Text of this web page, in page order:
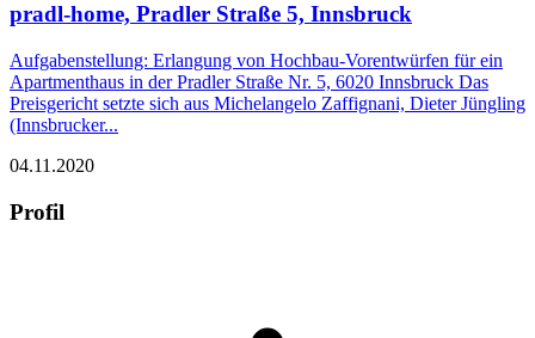
pradl-home, Pradler Straße 5, Innsbruck
Aufgabenstellung: Erlangung von Hochbau-Vorentwürfen für ein
Apartmenthaus in der Pradler Straße Nr. 5, 6020 Innsbruck Das
Preisgericht setzte sich aus Michelangelo Zaffignani, Dieter Jüngling
(Innsbrucker...
04.11.2020
Profil